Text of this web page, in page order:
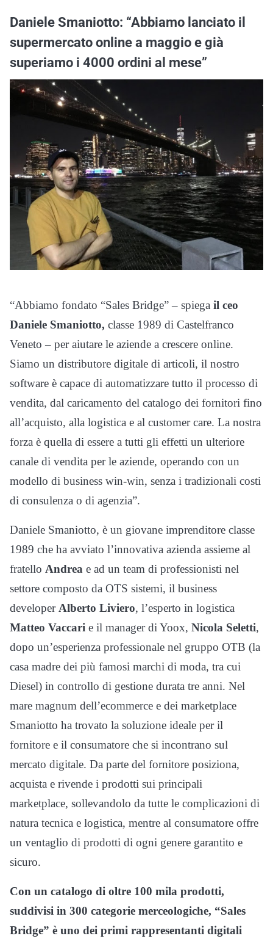
Daniele Smaniotto: “Abbiamo lanciato il
supermercato online a maggio e già
superiamo i 4000 ordini al mese”
“Abbiamo fondato “Sales Bridge” – spiega il ceo
Daniele Smaniotto, classe 1989 di Castelfranco
Veneto – per aiutare le aziende a crescere online.
Siamo un distributore digitale di articoli, il nostro
software è capace di automatizzare tutto il processo di
vendita, dal caricamento del catalogo dei fornitori fino
all’acquisto, alla logistica e al customer care. La nostra
forza è quella di essere a tutti gli effetti un ulteriore
canale di vendita per le aziende, operando con un
modello di business win-win, senza i tradizionali costi
di consulenza o di agenzia”.
Daniele Smaniotto, è un giovane imprenditore classe
1989 che ha avviato l’innovativa azienda assieme al
fratello Andrea e ad un team di professionisti nel
settore composto da OTS sistemi, il business
developerAlberto Liviero, l’esperto in logistica
Matteo Vaccari e il manager di Yoox, Nicola Seletti,
dopo un’esperienza professionale nel gruppo OTB (la
casa madre dei più famosi marchi di moda, tra cui
Diesel) in controllo di gestione durata tre anni. Nel
mare magnum dell’ecommerce e dei marketplace
Smaniotto ha trovato la soluzione ideale per il
fornitore e il consumatore che si incontrano sul
mercato digitale. Da parte del fornitore posiziona,
acquista e rivende i prodotti sui principali
marketplace, sollevandolo da tutte le complicazioni di
natura tecnica e logistica, mentre al consumatore offre
un ventaglio di prodotti di ogni genere garantito e
sicuro.
Con un catalogo di oltre 100 mila prodotti,
suddivisi in 300 categorie merceologiche, “Sales
Bridge” è uno dei primi rappresentanti digitali